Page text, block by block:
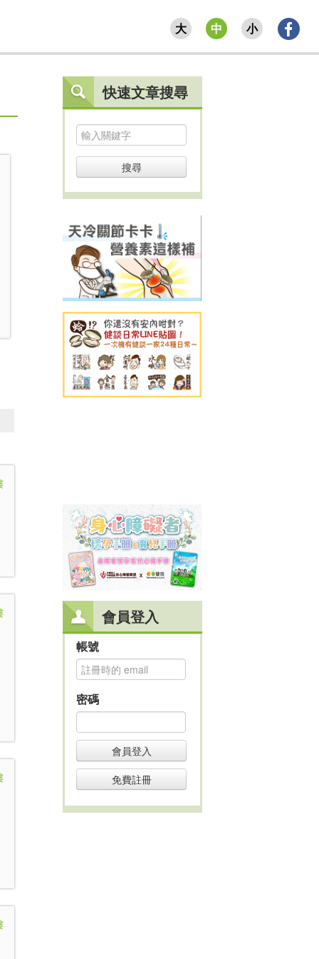
大 中 小
快速文章搜尋
搜尋
會員登入
帳號
密碼
會員登入
免費註冊